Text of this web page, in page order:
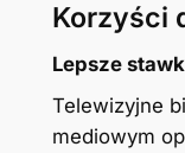
Korzyści
Lepsze
Telewizyjne
mediowym